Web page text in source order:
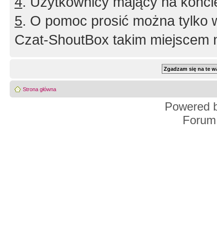
5. O pomoc prosić można tylko
Czat-ShoutBox takim miejscem
Strona główna
Powered